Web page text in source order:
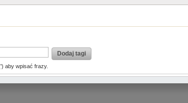
Dodaj tagi
aby wpisać frazy.